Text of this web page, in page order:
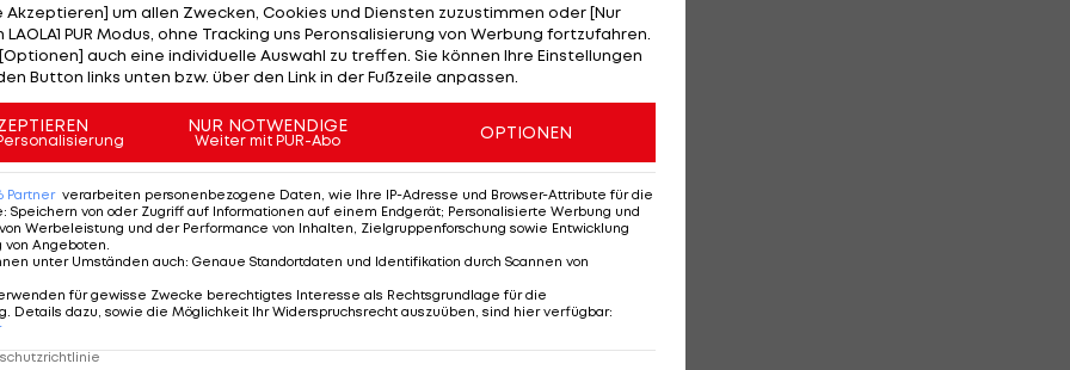
in Kopenhagen im Achtelfinale. Die Tirolerin
dotierten Hartplatz-Events gegen die als Nummer
knapp zwei Stunden mit 7:5, 5:7 und 6:1 durch. Im
fegt die dänische Wildcard-Spielerin Malou
bisherigen zwei Duelle konnte Cornet jeweils in drei
Akzeptieren] um allen Zwecken, Cookies und Diensten zuzustimmen oder [Nur
PUR Modus, ohne Tracking uns Peronsalisierung von Werbung fortzufahren.
auch eine individuelle Auswahl zu treffen. Sie können Ihre Einstellungen
Button links unten bzw. über den Link in der Fußzeile anpassen.
NUR NOTWENDIGE
Weiter mit PUR-Abo OPTIONEN
Partner verarbeiten personenbezogene Daten, wie Ihre IP-Adresse und Browser-Attribute für die
: Speichern von oder Zugriff auf Informationen auf einem Endgerät; Personalisierte Werbung und
Werbeleistung und der Performance von Inhalten, Zielgruppenforschung sowie Entwicklung
von Angeboten
unter Umständen auch: Genaue Standortdaten und Identifikation durch Scannen von
für gewisse Zwecke berechtigtes Interesse als Rechtsgrundlage für die
Details dazu, sowie die Möglichkeit Ihr Widerspruchsrecht auszuüben, sind hier verfügbar: